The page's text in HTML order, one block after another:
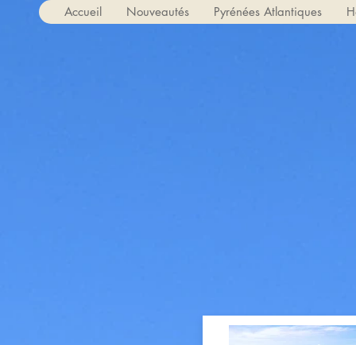
Accueil Nouveautés Pyrénées Atlantiques